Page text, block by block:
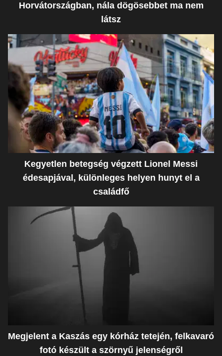
Horvátországban, nála dögösebbet ma nem
látsz
Kegyetlen betegség végzett Lionel Messi
édesapjával, különleges helyen hunyt el a
családfő
Megjelent a Kaszás egy kórház tetején, felkavaró
fotó készült a szörnyű jelenségről